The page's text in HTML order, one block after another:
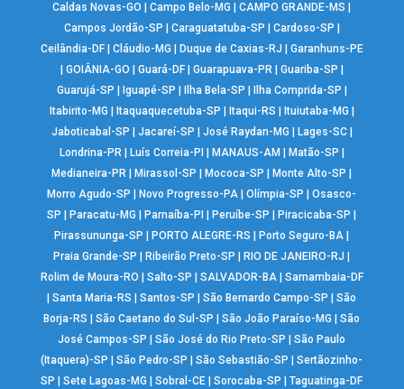
Caldas Novas-GO
|Campo Belo-MG |CAMPO GRANDE-MS
Campos Jordão-SP
Caraguatatuba-SP Cardoso-SP
Ceilândia-DF| Cláudio-MG Duque de Caxias-RJ
Garanhuns-PE
GOIÂNIA-GO Guará-DF| Guarapuava-PR| Guariba-SP
Guarujá-SP
Iguapé-SP Ilha Bela-SP Ilha Comprida-SP
Itabirito-MG
Itaquaquecetuba-SP Itaqui-RS Ituiutaba-MG
Jaboticabal-SP
Jacareí-SP José Raydan-MG Lages-SC|
Londrina-PR| Luís Correia-PI MANAUS-AM Matão-SP
Medianeira-PR
Mirassol-SP Mococa-SP Monte Alto-SP
Morro Agudo-SP
Novo Progresso-PA |Olímpia-SP |Osasco-
SP
Paracatu-MG Parnaíba-PI Peruíbe-SP Piracicaba-SP
Pirassununga-SP
PORTO ALEGRE-RS Porto Seguro-BA
Praia Grande-SP
Ribeirão Preto-SP RIO DE JANEIRO-RJ
Rolim de Moura-RO
Salto-SP SALVADOR-BA| Samambaia-DF
|Santa Maria-RS |Santos-SP |São Bernardo Campo-SP |São
Borja-RS
|São Caetano do Sul-SP |São João Paraíso-MG |São
José Campos-SP
|São José do Rio Preto-SP |São Paulo
(Itaquera)-SP
|São Pedro-SP |São Sebastião-SP |Sertãozinho-
SP
|Sete Lagoas-MG |Sobral-CE |Sorocaba-SP |Taguatinga-DF